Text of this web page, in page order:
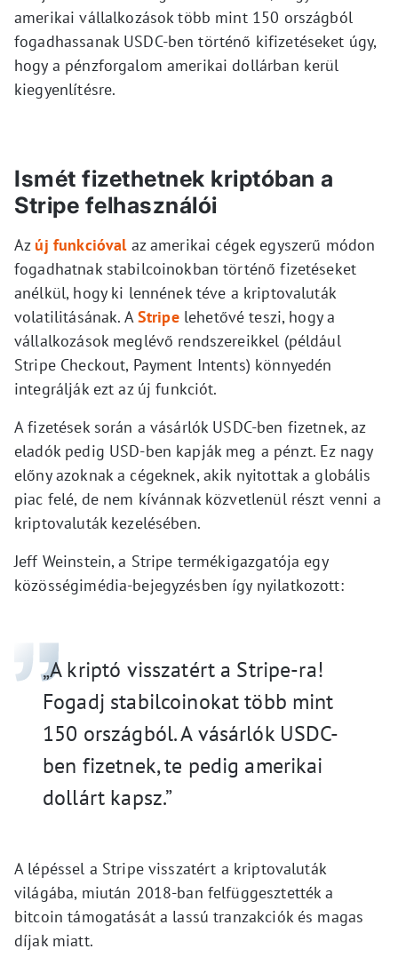
amerikai vállalkozások több mint 150 országból
fogadhassanak USDC-ben történő kifizetéseket úgy,
hogy a pénzforgalom amerikai dollárban kerül
kiegyenlítésre.
Ismét fizethetnek kriptóban a
Stripe felhasználói
Az új funkcióvalaz amerikai cégek egyszerű módon
fogadhatnak stabilcoinokban történő fizetéseket
anélkül, hogy ki lennének téve a kriptovaluták
volatilitásának. AStripelehetővé teszi, hogy a
vállalkozások meglévő rendszereikkel (például
Stripe Checkout, Payment Intents) könnyedén
integrálják ezt az új funkciót.
A fizetések során a vásárlók USDC-ben fizetnek, az
eladók pedig USD-ben kapják meg a pénzt. Ez nagy
előny azoknak a cégeknek, akik nyitottak a globális
piac felé, de nem kívánnak közvetlenül részt venni a
kriptovaluták kezelésében.
Jeff Weinstein, a Stripe termékigazgatója egy
közösségimédia-bejegyzésben így nyilatkozott:
„A kriptó visszatért a Stripe-ra!
Fogadj stabilcoinokat több mint
150 országból. A vásárlók USDC-
ben fizetnek, te pedig amerikai
dollárt kapsz.”
A lépéssel a Stripe visszatért a kriptovaluták
világába, miután 2018-ban felfüggesztették a
bitcoin támogatását a lassú tranzakciók és magas
díjak miatt.